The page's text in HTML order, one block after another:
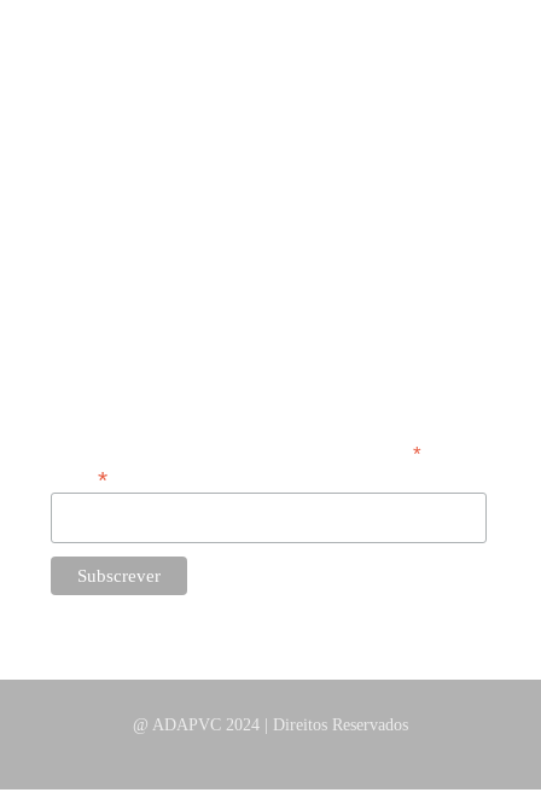
*obrigatório
*
@ ADAPVC 2024 | Direitos Reservados